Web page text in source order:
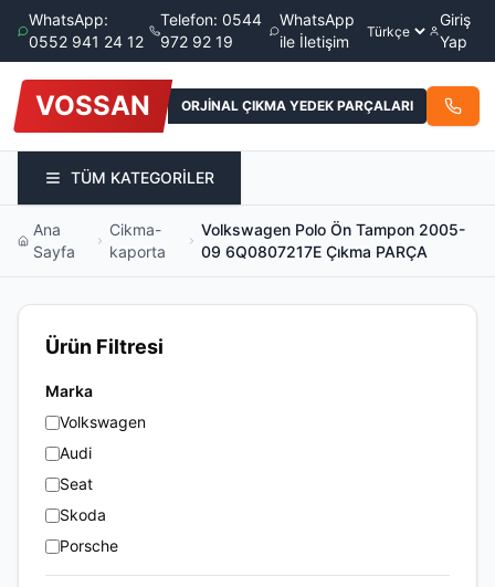
WhatsApp:
0552 941 24 12
Telefon: 0544
972 92 19
WhatsApp
ile İletişim
Giriş
Yap
VOSSAN ORJİNAL ÇIKMA YEDEK PARÇALARI
TÜM KATEGORİLER
Ana
Sayfa
Cikma-
kaporta
Volkswagen Polo Ön Tampon 2005-
09 6Q0807217E Çıkma PARÇA
Ürün Filtresi
Marka
Volkswagen
Audi
Seat
Skoda
Porsche